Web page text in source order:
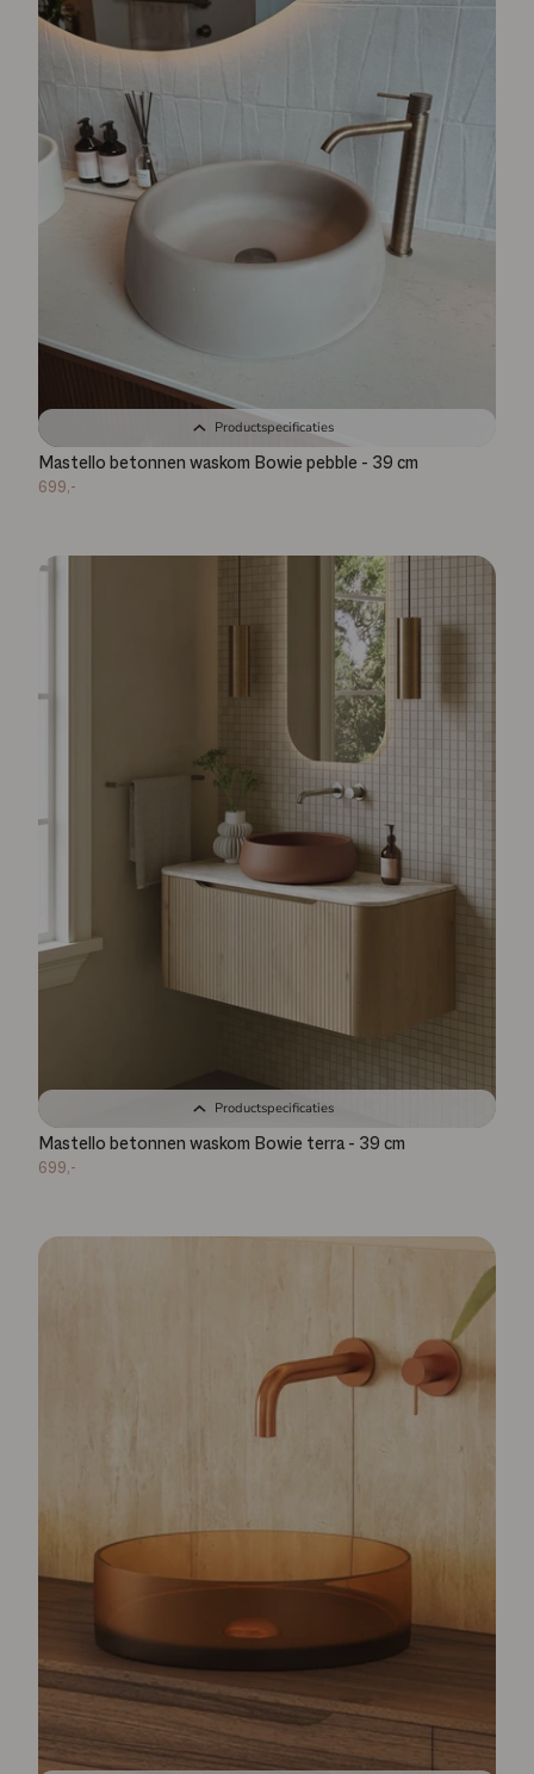
Productspecificaties
Mastello betonnen waskom Bowie pebble - 39 cm
699,-
Productspecificaties
Mastello betonnen waskom Bowie terra - 39 cm
699,-